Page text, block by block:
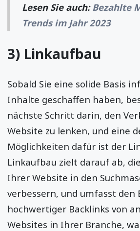
Lesen Sie auch: Bezahlte
Trends im Jahr 2023
3) Linkaufbau
Sobald Sie eine solide Basis
Inhalte geschaffen haben,
nächste Schritt darin, den
Website zu lenken, und eine
Möglichkeiten dafür ist der
Linkaufbau zielt darauf ab,
Ihrer Website in den
verbessern, und umfasst den
hochwertiger Backlinks von
Websites in Ihrer Branche,